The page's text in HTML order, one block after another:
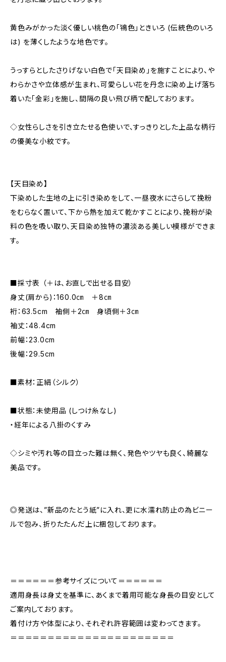
黄色みがかった淡く優しい桃色の「鴇色」ときいろ (伝統色のいろ
は) を薄くしたような地色です。
うっすらとしたさりげない白色で「天目染め」を施すことにより、や
わらかさや立体感が生まれ、可愛らしい花を丹念に染め上げ落ち
着いた「金彩」を施し、間隔の良い飛び柄で配しております。
◇女性らしさを引き立たせる色使いで、すっきりとした上品な柄行
の優美な小紋です。
【天目染め】
下染めした生地の上に引き染めをして、一昼夜水にさらして挽粉
をむらなく置いて、下から熱を加えて乾かすことにより、挽粉が染
料の色を吸い取り、天目染め独特の濃淡ある美しい模様ができま
す。
■採寸表 （＋は、お直しで出せる目安）
身丈(肩から)：160.0㎝ ＋8㎝
裄：63.5cm 袖側＋2㎝ 身頃側＋3㎝
袖丈：48.4cm
前幅：23.0cm
後幅：29.5cm
■素材：正絹（シルク）
■状態：未使用品 (しつけ糸なし)
・経年による八掛のくすみ
◇シミや汚れ等の目立った難は無く、発色やツヤも良く、綺麗な
美品です。
◎発送は、”新品のたとう紙”に入れ、更に水濡れ防止の為ビニー
ルで包み、折りたたんだ上に梱包しております。
＝＝＝＝＝＝参考サイズについて＝＝＝＝＝＝
適用身長は身丈を基準に、あくまで着用可能な身長の目安として
ご案内しております。
着付け方や体型により、それぞれ許容範囲は変わってきます。
＝＝＝＝＝＝＝＝＝＝＝＝＝＝＝＝＝＝＝＝＝＝